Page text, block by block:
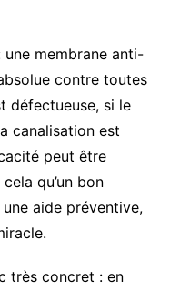
membrane anti-
contre toutes
défectueuse, si le
canalisation est
peut être
qu’un bon
aide préventive,
très concret : en